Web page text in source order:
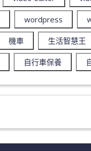
wordpress
機車 生活智慧王
自行車保養